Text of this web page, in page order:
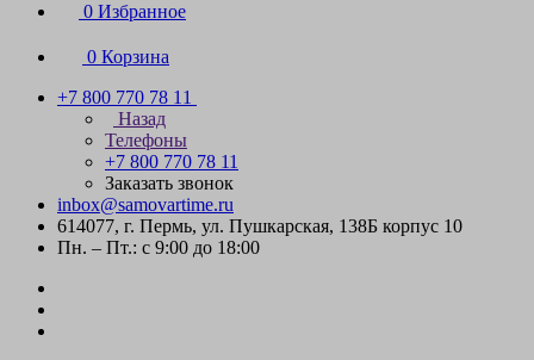
0 Избранное
0 Корзина
+7 800 770 78 11
Назад
Телефоны
+7 800 770 78 11
Заказать звонок
inbox@samovartime.ru
614077, г. Пермь, ул. Пушкарская, 138Б корпус 10
Пн. – Пт.: с 9:00 до 18:00